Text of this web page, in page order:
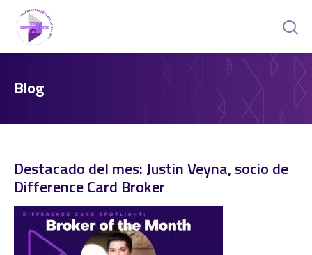
Blog
Destacado del mes: Justin Veyna, socio de
Difference Card Broker